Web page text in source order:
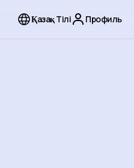
Қазақ Тілі Профиль